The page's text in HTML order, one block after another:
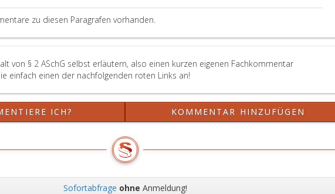
zu diesen Paragrafen vorhanden.
von § 2 ASchG selbst erläutern, also einen kurzen eigenen Fachkommentar
einfach einen der nachfolgenden roten Links an!
ICH? KOMMENTAR HINZUFÜGEN
Sofortabfrage ohne Anmeldung!